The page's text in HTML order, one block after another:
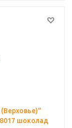
шоколад